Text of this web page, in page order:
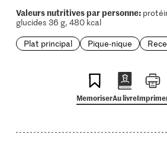
Valeurs nutritives par personne:
glucides 36 g, 480 kcal
Plat principal
Pique-nique
MemoriserAu livre